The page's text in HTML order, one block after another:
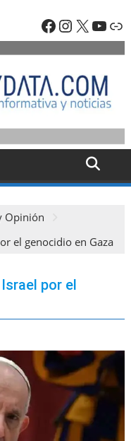
Facebook
X
Opinión
el genocidio en Gaza
por el